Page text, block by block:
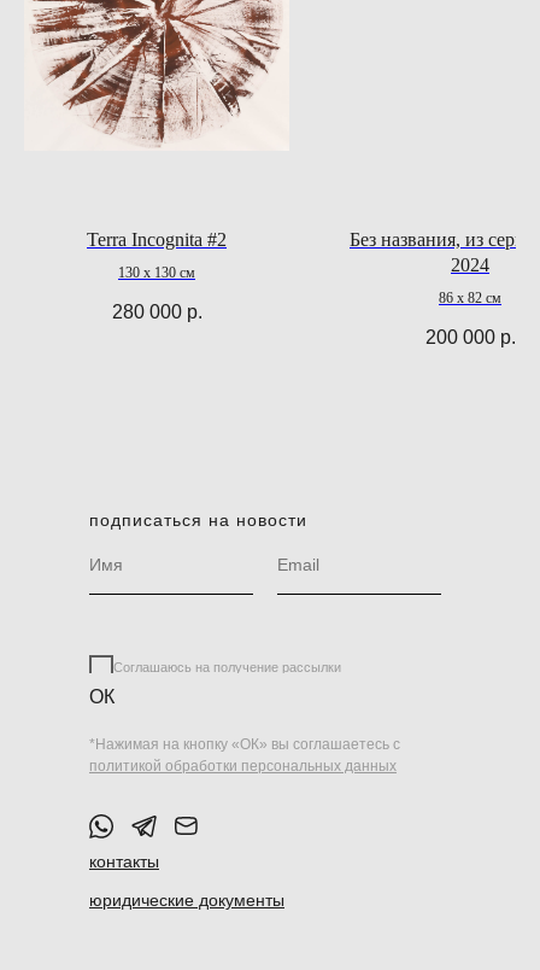
Terra Incognita #2
130 х 130 см
280 000 р.
Без названия, из
2024
86 х 82 см
200 000 р.
подписаться на новости
Соглашаюсь на получение рассылки
ОК
контакты
юридические документы
*Нажимая на кнопку «ОК» вы соглашаетесь с
политикой обработки персональных данных